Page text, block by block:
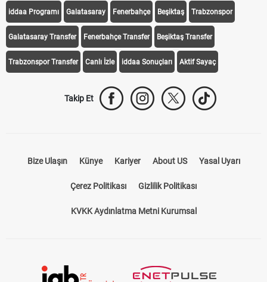
iddaa Programı Galatasaray Fenerbahçe Beşiktaş Trabzonspor
Galatasaray Transfer Fenerbahçe Transfer Beşiktaş Transfer
Trabzonspor Transfer Canlı İzle iddaa Sonuçları Aktif Sayaç
Takip Et
Bize Ulaşın Künye Kariyer About US Yasal Uyarı
Çerez Politikası Gizlilik Politikası
KVKK Aydınlatma Metni Kurumsal